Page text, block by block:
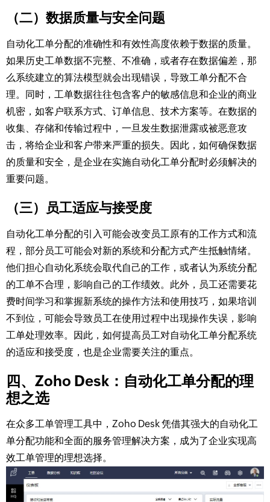
（二）数据质量与安全问题​
自动化工单分配的准确性和有效性高度依赖于数据的质量。
如果历史工单数据不完整、不准确，或者存在数据偏差，那
么系统建立的算法模型就会出现错误，导致工单分配不合
理。同时，工单数据往往包含客户的敏感信息和企业的商业
机密，如客户联系方式、订单信息、技术方案等。在数据的
收集、存储和传输过程中，一旦发生数据泄露或被恶意攻
击，将给企业和客户带来严重的损失。因此，如何确保数据
的质量和安全，是企业在实施自动化工单分配时必须解决的
重要问题。​
（三）员工适应与接受度​
自动化工单分配的引入可能会改变员工原有的工作方式和流
程，部分员工可能会对新的系统和分配方式产生抵触情绪。
他们担心自动化系统会取代自己的工作，或者认为系统分配
的工单不合理，影响自己的工作绩效。此外，员工还需要花
费时间学习和掌握新系统的操作方法和使用技巧，如果培训
不到位，可能会导致员工在使用过程中出现操作失误，影响
工单处理效率。因此，如何提高员工对自动化工单分配系统
的适应和接受度，也是企业需要关注的重点。​
四、Zoho Desk：自动化工单分配的理
想之选​
在众多工单管理工具中，Zoho Desk 凭借其强大的自动化工
单分配功能和全面的服务管理解决方案，成为了企业实现高
效工单管理的理想选择。​